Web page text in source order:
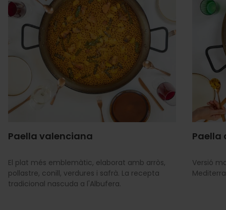
Paella valenciana
El plat més emblemàtic, elaborat amb arròs,
pollastre, conill, verdures i safrà. La recepta
tradicional nascuda a l'Albufera.
Paella
Versió